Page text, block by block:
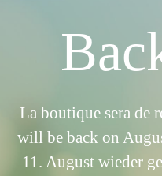
La boutique sera de
will be back on
11. August wieder